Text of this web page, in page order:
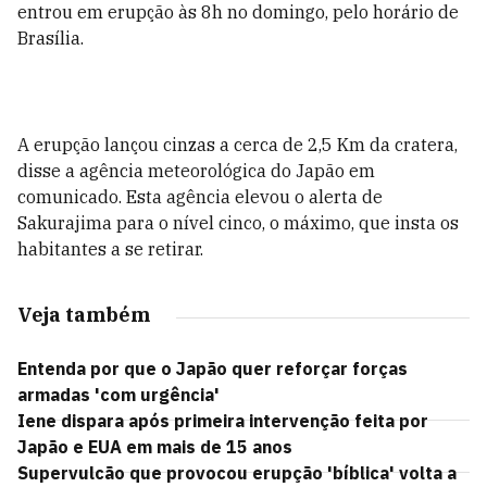
entrou em erupção às 8h no domingo, pelo horário de
Brasília.
A erupção lançou cinzas a cerca de 2,5 Km da cratera,
disse a agência meteorológica do Japão em
comunicado. Esta agência elevou o alerta de
Sakurajima para o nível cinco, o máximo, que insta os
habitantes a se retirar.
Veja também
Entenda por que o Japão quer reforçar forças
armadas 'com urgência'
Iene dispara após primeira intervenção feita por
Japão e EUA em mais de 15 anos
Supervulcão que provocou erupção 'bíblica' volta a